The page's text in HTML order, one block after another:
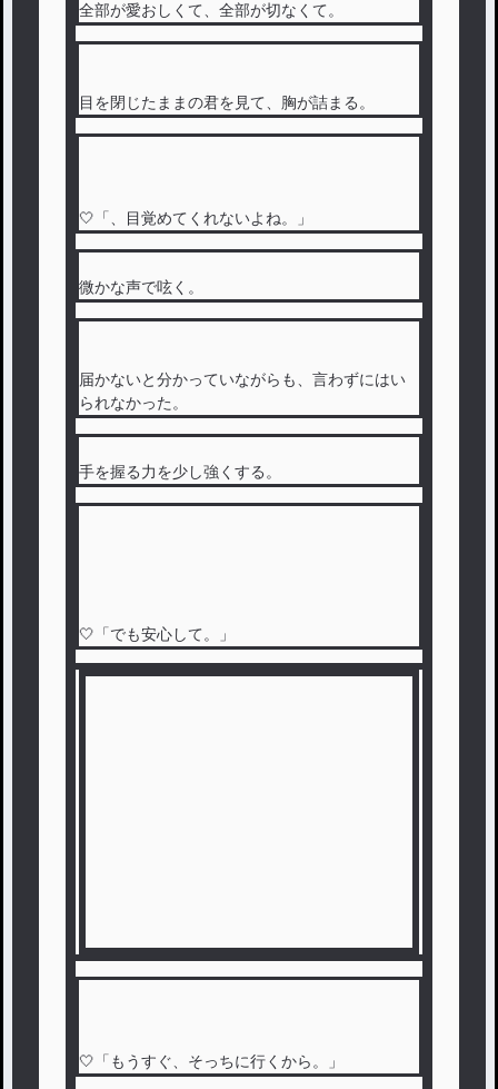
全部が愛おしくて、全部が切なくて。
目を閉じたままの君を見て、胸が詰まる。
🤍「、目覚めてくれないよね。」
微かな声で呟く。
届かないと分かっていながらも、言わずにはい
られなかった。
手を握る力を少し強くする。
🤍「でも安心して。」
🤍「もうすぐ、そっちに行くから。」